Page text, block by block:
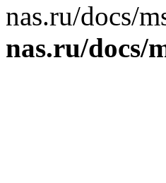
nas.ru/docs/
nas.ru/docs/